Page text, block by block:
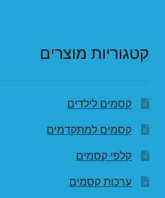
קטגוריות מוצרים
קסמים לילדים
קסמים למתקדמים
קלפי קסמים
ערכות קסמים